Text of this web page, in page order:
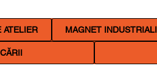
ATELIER MAGNET INDUSTRIALI